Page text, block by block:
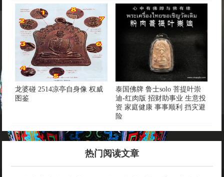
龙婆碰 2514凉亭自身像 权威
图鉴
泰国佛牌 鲁士solo 菩提叶崇
迪-红肉版 招财助事业 生意投
资 家庭健康 事事顺利 挡灾避
险
热门阅读文章